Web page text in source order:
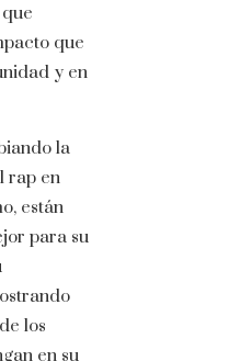
que
y en
la
rap en
están
para su
los
en su